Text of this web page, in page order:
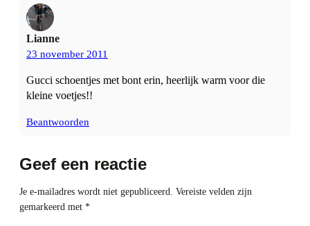
Lianne
23 november 2011
Gucci schoentjes met bont erin, heerlijk warm voor die
kleine voetjes!!
Beantwoorden
Geef een reactie
Je e-mailadres wordt niet gepubliceerd. Vereiste velden zijn
gemarkeerd met *